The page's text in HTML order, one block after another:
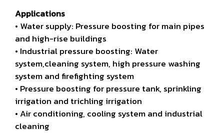
Applications
• Water supply: Pressure boosting for main pipes
and high-rise buildings
• Industrial pressure boosting: Water
system,cleaning system, high pressure washing
system and firefighting system
• Pressure boosting for pressure tank, sprinkling
irrigation and trichling irrigation
• Air conditioning, cooling system and industrial
cleaning